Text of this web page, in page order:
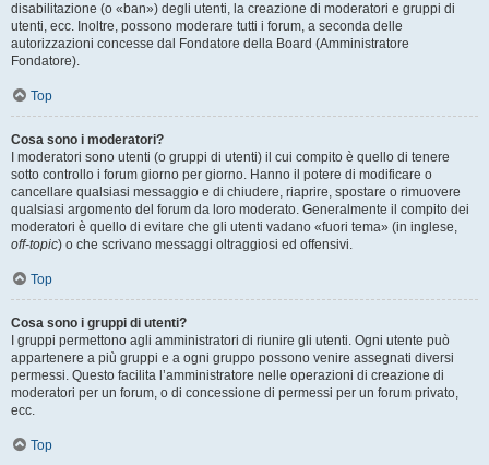
disabilitazione (o «ban») degli utenti, la creazione di moderatori e gruppi di
utenti, ecc. Inoltre, possono moderare tutti i forum, a seconda delle
autorizzazioni concesse dal Fondatore della Board (Amministratore
Fondatore).
Top
Cosa sono i moderatori?
I moderatori sono utenti (o gruppi di utenti) il cui compito è quello di tenere
sotto controllo i forum giorno per giorno. Hanno il potere di modificare o
cancellare qualsiasi messaggio e di chiudere, riaprire, spostare o rimuovere
qualsiasi argomento del forum da loro moderato. Generalmente il compito dei
moderatori è quello di evitare che gli utenti vadano «fuori tema» (in inglese,
off-topic) o che scrivano messaggi oltraggiosi ed offensivi.
Top
Cosa sono i gruppi di utenti?
I gruppi permettono agli amministratori di riunire gli utenti. Ogni utente può
appartenere a più gruppi e a ogni gruppo possono venire assegnati diversi
permessi. Questo facilita l’amministratore nelle operazioni di creazione di
moderatori per un forum, o di concessione di permessi per un forum privato,
ecc.
Top